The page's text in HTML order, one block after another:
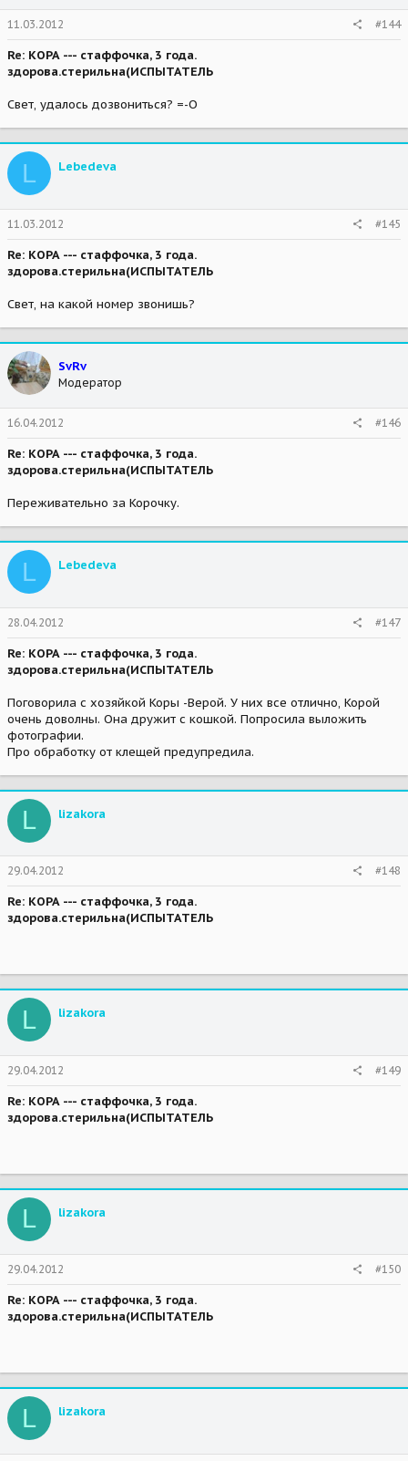
11.03.2012 #144
Re: КОРА --- стаффочка, 3 года.
здорова.стерильна(ИСПЫТАТЕЛЬ
Свет, удалось дозвониться? =-O
L Lebedeva
11.03.2012 #145
Re: КОРА --- стаффочка, 3 года.
здорова.стерильна(ИСПЫТАТЕЛЬ
Свет, на какой номер звонишь?
SvRv
Модератор
16.04.2012 #146
Re: КОРА --- стаффочка, 3 года.
здорова.стерильна(ИСПЫТАТЕЛЬ
Переживательно за Корочку.
L Lebedeva
28.04.2012 #147
Re: КОРА --- стаффочка, 3 года.
здорова.стерильна(ИСПЫТАТЕЛЬ
Поговорила с хозяйкой Коры -Верой. У них все отлично, Корой
очень доволны. Она дружит с кошкой. Попросила выложить
фотографии.
Про обработку от клещей предупредила.
L lizakora
29.04.2012 #148
Re: КОРА --- стаффочка, 3 года.
здорова.стерильна(ИСПЫТАТЕЛЬ
L lizakora
29.04.2012 #149
Re: КОРА --- стаффочка, 3 года.
здорова.стерильна(ИСПЫТАТЕЛЬ
L lizakora
29.04.2012 #150
Re: КОРА --- стаффочка, 3 года.
здорова.стерильна(ИСПЫТАТЕЛЬ
L lizakora